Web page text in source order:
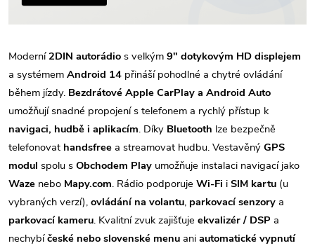
Moderní 2DIN autorádio s velkým 9" dotykovým HD displejem
a systémem Android 14 přináší pohodlné a chytré ovládání
během jízdy. Bezdrátové Apple CarPlay a Android Auto
umožňují snadné propojení s telefonem a rychlý přístup k
navigaci, hudbě i aplikacím. Díky Bluetooth lze bezpečně
telefonovat handsfree a streamovat hudbu. Vestavěný GPS
modul spolu s Obchodem Play umožňuje instalaci navigací jako
Waze nebo Mapy.com. Rádio podporuje Wi-Fi i SIM kartu (u
vybraných verzí), ovládání na volantu, parkovací senzory a
parkovací kameru. Kvalitní zvuk zajišťuje ekvalizér / DSP a
nechybíčeské nebo slovenské menu ani automatické vypnutí